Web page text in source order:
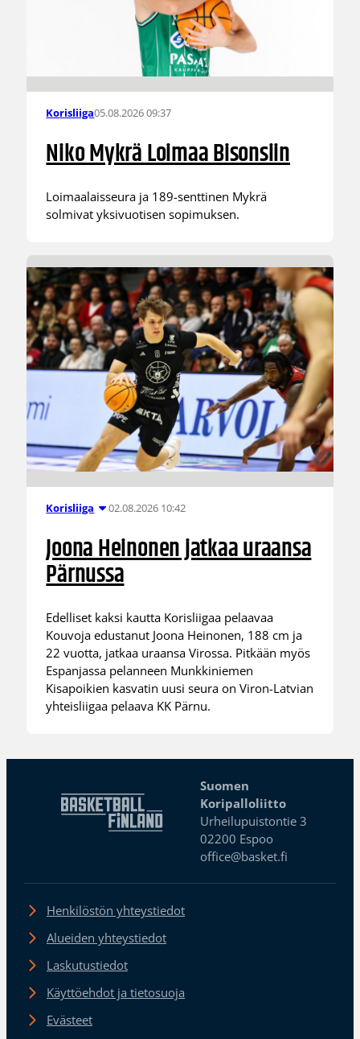
Korisliiga05.08.2026 09:37
Niko Mykrä Loimaa Bisonsiin
Loimaalaisseura ja 189-senttinen Mykrä
solmivat yksivuotisen sopimuksen.
Korisliiga 02.08.2026 10:42
Joona Heinonen jatkaa uraansa
Pärnussa
Edelliset kaksi kautta Korisliigaa pelaavaa
Kouvoja edustanut Joona Heinonen, 188 cm ja
22 vuotta, jatkaa uraansa Virossa. Pitkään myös
Espanjassa pelanneen Munkkiniemen
Kisapoikien kasvatin uusi seura on Viron-Latvian
yhteisliigaa pelaava KK Pärnu.
Suomen
Koripalloliitto
Urheilupuistontie 3
02200 Espoo
office@basket.fi
Henkilöstön yhteystiedot
Alueiden yhteystiedot
Laskutustiedot
Käyttöehdot ja tietosuoja
Evästeet